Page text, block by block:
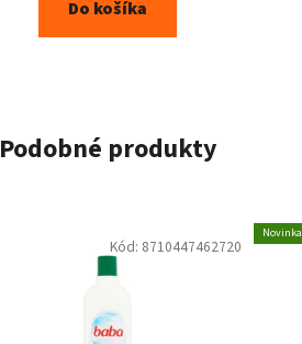
Do košíka
Podobné produkty
Kód: 8710447462720
Novinka